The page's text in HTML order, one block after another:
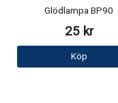
Glödlampa BP90
25 kr
Köp